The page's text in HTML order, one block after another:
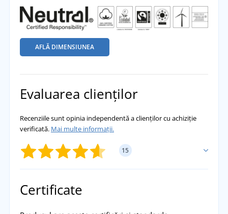
AFLĂ DIMENSIUNEA
Evaluarea clienților
Recenziile sunt opinia independentă a clienților cu achiziție
verificată. Mai multe informații.
15
Certificate